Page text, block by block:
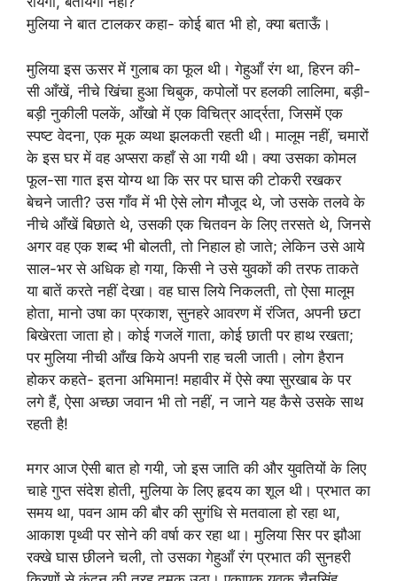
मुलिया ने बात टालकर कहा- कोई बात भी हो, क्या बताऊँ।
मुलिया इस ऊसर में गुलाब का फूल थी। गेहुआँ रंग था, हिरन की-
सी आँखें, नीचे खिंचा हुआ चिबुक, कपोलों पर हलकी लालिमा, बड़ी-
बड़ी नुकीली पलकें, आँखो में एक विचित्र आर्द्रता, जिसमें एक
स्पष्ट वेदना, एक मूक व्यथा झलकती रहती थी। मालूम नहीं, चमारों
के इस घर में वह अप्सरा कहाँ से आ गयी थी। क्या उसका कोमल
फूल-सा गात इस योग्य था कि सर पर घास की टोकरी रखकर
बेचने जाती? उस गाँव में भी ऐसे लोग मौजूद थे, जो उसके तलवे के
नीचे आँखें बिछाते थे, उसकी एक चितवन के लिए तरसते थे, जिनसे
अगर वह एक शब्द भी बोलती, तो निहाल हो जाते; लेकिन उसे आये
साल-भर से अधिक हो गया, किसी ने उसे युवकों की तरफ ताकते
या बातें करते नहीं देखा। वह घास लिये निकलती, तो ऐसा मालूम
होता, मानो उषा का प्रकाश, सुनहरे आवरण में रंजित, अपनी छटा
बिखेरता जाता हो। कोई गजलें गाता, कोई छाती पर हाथ रखता;
पर मुलिया नीची आँख किये अपनी राह चली जाती। लोग हैरान
होकर कहते- इतना अभिमान! महावीर में ऐसे क्या सुरखाब के पर
लगे हैं, ऐसा अच्छा जवान भी तो नहीं, न जाने यह कैसे उसके साथ
रहती है!
मगर आज ऐसी बात हो गयी, जो इस जाति की और युवतियों के लिए
चाहे गुप्त संदेश होती, मुलिया के लिए हृदय का शूल थी। प्रभात का
समय था, पवन आम की बौर की सुगंधि से मतवाला हो रहा था,
आकाश पृथ्वी पर सोने की वर्षा कर रहा था। मुलिया सिर पर झौआ
रक्खे घास छीलने चली, तो उसका गेहुआँ रंग प्रभात की सुनहरी